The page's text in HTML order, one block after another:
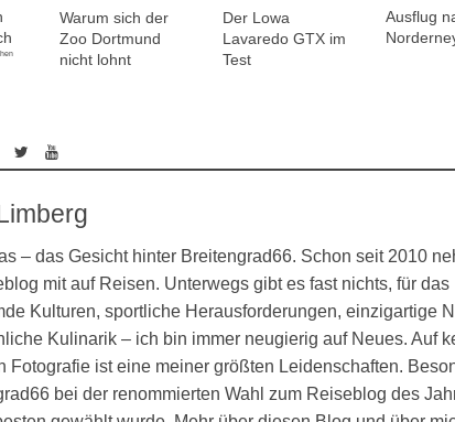
Warum sich der
Zoo Dortmund
nicht lohnt
Der Lowa
Lavaredo GTX im
Test
Ausflug
– das Gesicht hinter Breitengrad66. Schon seit 2010
mit auf Reisen. Unterwegs gibt es fast nichts, für
Kulturen, sportliche Herausforderungen, einzigartige
Kulinarik – ich bin immer neugierig auf Neues. Auf
Fotografie ist eine meiner größten Leidenschaften.
bei der renommierten Wahl zum Reiseblog des